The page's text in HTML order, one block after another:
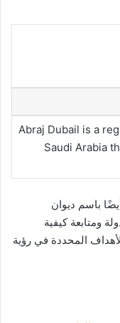
Abraj Dubail is a
Saudi Arabia
باسم ديوان
ومتابعة كيفية
المحددة في رؤية